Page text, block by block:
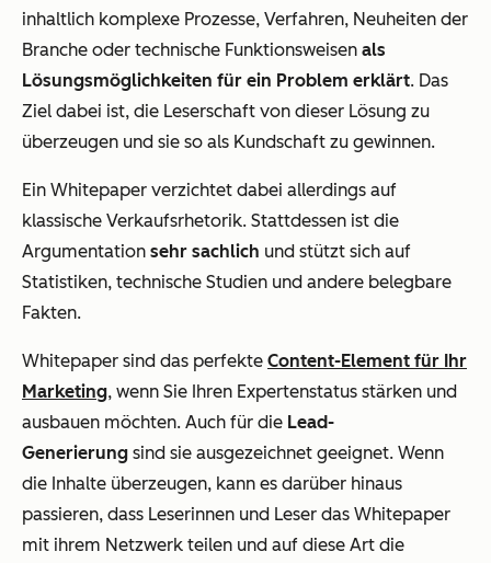
inhaltlich komplexe Prozesse, Verfahren, Neuheiten der
Branche oder technische Funktionsweisen als
Lösungsmöglichkeiten für ein Problem erklärt. Das
Ziel dabei ist, die Leserschaft von dieser Lösung zu
überzeugen und sie so als Kundschaft zu gewinnen.
Ein Whitepaper verzichtet dabei allerdings auf
klassische Verkaufsrhetorik. Stattdessen ist die
Argumentation sehr sachlich und stützt sich auf
Statistiken, technische Studien und andere belegbare
Fakten.
Whitepaper sind das perfekte Content-Element für Ihr
Marketing, wenn Sie Ihren Expertenstatus stärken und
ausbauen möchten. Auch für die Lead-
Generierung sind sie ausgezeichnet geeignet. Wenn
die Inhalte überzeugen, kann es darüber hinaus
passieren, dass Leserinnen und Leser das Whitepaper
mit ihrem Netzwerk teilen und auf diese Art die